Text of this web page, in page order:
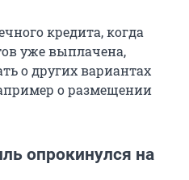
кредита, когда
уже выплачена,
о других вариантах
о размещении
опрокинулся на